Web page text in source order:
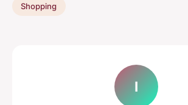
Shopping
I